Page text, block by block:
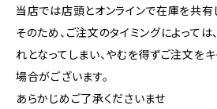
当店では店頭とオンラインで在庫を共有
そのため、ご注文のタイミングによって
れとなってしまい、やむを得ずご注文を
場合がございます。
あらかじめご了承くださいませ